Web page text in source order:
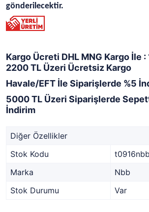
gönderilecektir.
Kargo Ücreti DHL MNG Kargo İle
2200 TL Üzeri Ücretsiz Kargo
Havale/EFT İle Siparişlerde %5
5000 TL Üzeri Siparişlerde
İndirim
Diğer Özellikler
Stok Kodu
Marka
Nbb
Stok Durumu
Var